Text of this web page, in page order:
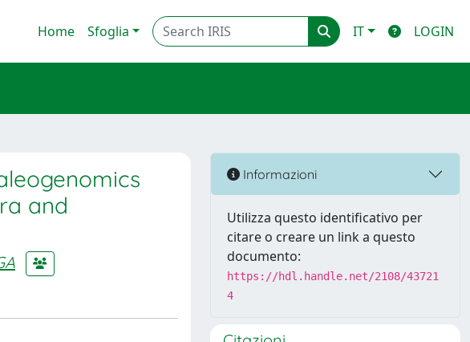
Home Sfoglia IT LOGIN
and
Informazioni
Utilizza questo identificativo per
citare o creare un link a questo
documento:
https://hdl.handle.net/2108/43721
4